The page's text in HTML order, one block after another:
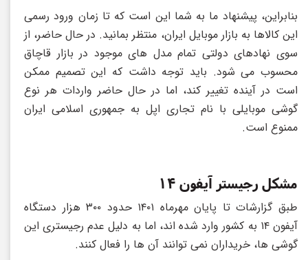
بنابراین، پیشنهاد ما به شما این است که تا زمان ورود رسمی
این کالاها به بازار موبایل ایران، منتظر بمانید. در حال حاضر، از
سوی نهادهای دولتی تمام مدل های موجود در بازار قاچاق
محسوب می شود. باید توجه داشت که این تصمیم ممکن
است در آینده تغییر کند، اما در حال حاضر واردات هر نوع
گوشی موبایلی با نام تجاری اپل به جمهوری اسلامی ایران
ممنوع است.
مشکل رجیستر آیفون ۱۴
طبق گزارشات تا پایان مهرماه ۱۴۰۱ حدود ۳۰۰ هزار دستگاه
آیفون ۱۴ به کشور وارد شده اند، اما به دلیل عدم رجیستری این
گوشی ها، خریداران نمی توانند آن ها را فعال کنند.